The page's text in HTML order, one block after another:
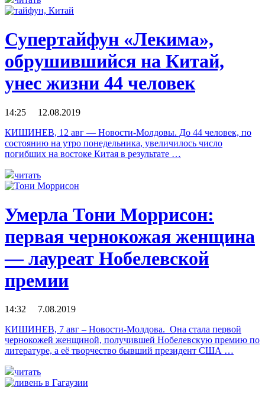
Супертайфун «Лекима»,
обрушившийся на Китай,
унес жизни 44 человек
14:25 12.08.2019
КИШИНЕВ, 12 авг — Новости-Молдовы. До 44 человек, по
состоянию на утро понедельника, увеличилось число
погибших на востоке Китая в результате …
читать
Умерла Тони Моррисон:
первая чернокожая женщина
— лауреат Нобелевской
премии
14:32 7.08.2019
КИШИНЕВ, 7 авг – Новости-Молдова. Она стала первой
чернокожей женщиной, получившей Нобелевскую премию по
литературе, а её творчество бывший президент США …
читать